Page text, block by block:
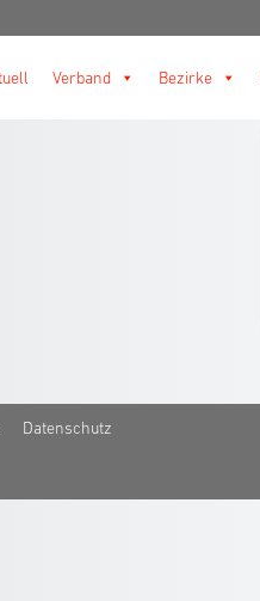
Verband Bezirke
Datenschutz